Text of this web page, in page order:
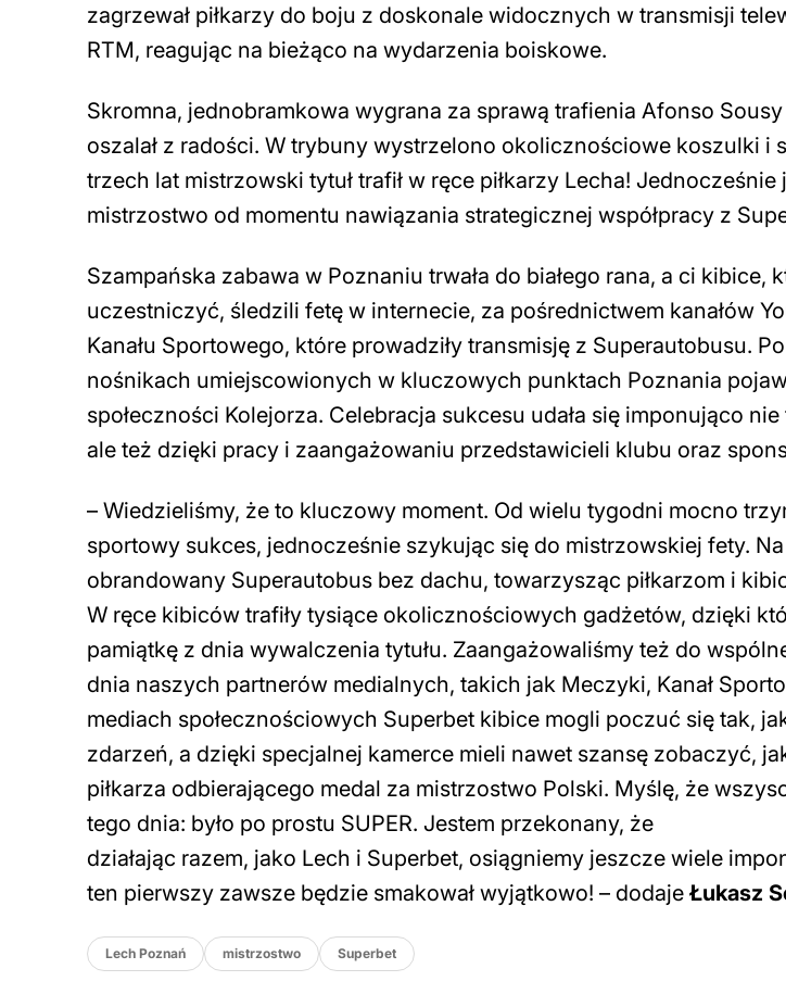
zagrzewał piłkarzy do boju z doskonale widocznych w transmisji
RTM, reagując na bieżąco na wydarzenia boiskowe.
Skromna, jednobramkowa wygrana za sprawą trafienia Afonso Sousy
oszalał z radości. W trybuny wystrzelono okolicznościowe koszulki i
trzech lat mistrzowski tytuł trafił w ręce piłkarzy Lecha!
mistrzostwo od momentu nawiązania strategicznej współpracy z
Szampańska zabawa w Poznaniu trwała do białego rana, a ci kibice,
uczestniczyć, śledzili fetę w internecie, za pośrednictwem kanałów
Kanału Sportowego, które prowadziły transmisję z Superautobusu.
nośnikach umiejscowionych w kluczowych punktach Poznania
społeczności Kolejorza. Celebracja sukcesu udała się imponująco
ale też dzięki pracy i zaangażowaniu przedstawicieli klubu oraz
– Wiedzieliśmy, że to kluczowy moment. Od wielu tygodni mocno
sportowy sukces, jednocześnie szykując się do mistrzowskiej fety.
obrandowany Superautobus bez dachu, towarzysząc piłkarzom i
W ręce kibiców trafiły tysiące okolicznościowych gadżetów, dzięki
pamiątkę z dnia wywalczenia tytułu. Zaangażowaliśmy też do
dnia naszych partnerów medialnych, takich jak Meczyki, Kanał
mediach społecznościowych Superbet kibice mogli poczuć się tak,
zdarzeń, a dzięki specjalnej kamerce mieli nawet szansę zobaczyć,
piłkarza odbierającego medal za mistrzostwo Polski. Myślę, że
tego dnia: było po prostu SUPER. Jestem przekonany, że
działając razem, jako Lech i Superbet, osiągniemy jeszcze wiele
ten pierwszy zawsze będzie smakował wyjątkowo! – dodaje Łukasz
Lech Poznań mistrzostwo Superbet